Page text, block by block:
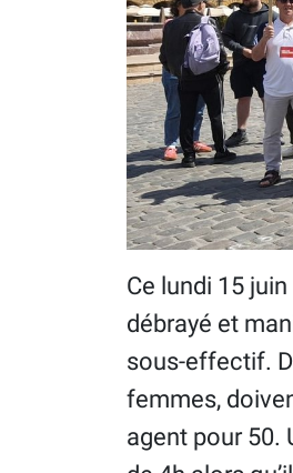
Ce lundi 15
débrayé et
sous-effectif.
femmes,
agent pour 50.